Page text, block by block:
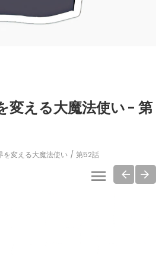
変える大魔法使い - 第
を変える大魔法使い 第52話